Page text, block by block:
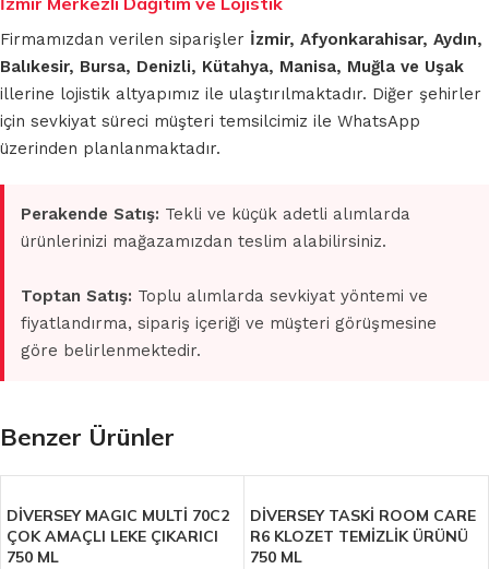
Firmamızdan verilen siparişler İzmir, Afyonkarahisar, Aydın,
Balıkesir, Bursa, Denizli, Kütahya, Manisa, Muğla ve Uşak
illerine lojistik altyapımız ile ulaştırılmaktadır. Diğer şehirler
için sevkiyat süreci müşteri temsilcimiz ile WhatsApp
üzerinden planlanmaktadır.
Perakende Satış: Tekli ve küçük adetli alımlarda
ürünlerinizi mağazamızdan teslim alabilirsiniz.
Toptan Satış: Toplu alımlarda sevkiyat yöntemi ve
fiyatlandırma, sipariş içeriği ve müşteri görüşmesine
göre belirlenmektedir.
Benzer Ürünler
DİVERSEY MAGIC MULTİ 70C2
ÇOK AMAÇLI LEKE ÇIKARICI
750 ML
DİVERSEY TASKİ ROOM CARE
R6 KLOZET TEMİZLİK ÜRÜNÜ
750 ML